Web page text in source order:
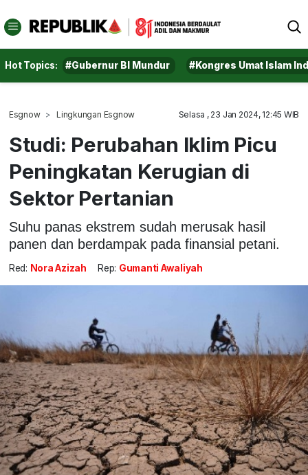
Hot Topics: #Gubernur BI Mundur #Kongres Umat Islam
Esgnow Lingkungan Esgnow Selasa , 23 Jan 2024, 12:45 WIB
Studi: Perubahan Iklim Picu
Peningkatan Kerugian di
Sektor Pertanian
Suhu panas ekstrem sudah merusak hasil
panen dan berdampak pada finansial petani.
Red: Nora Azizah Rep: Gumanti Awaliyah